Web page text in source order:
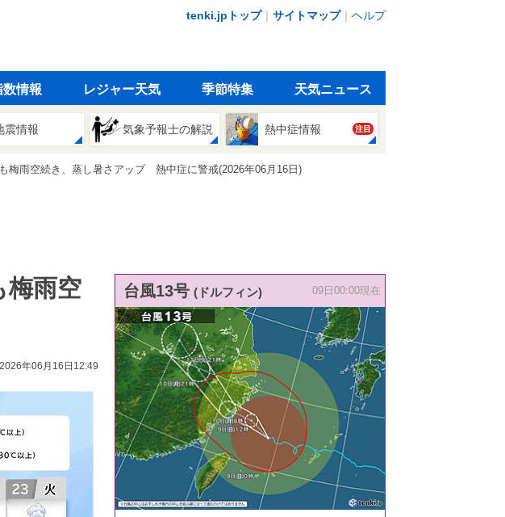
tenki.jpトップ｜ サイトマップ｜ ヘルプ
数情報 レジャー天気 季節特集 天気ニュース
震情報 気象予報士の解説 熱中症情報 注目
梅雨空続き、蒸し暑さアップ 熱中症に警戒(2026年06月16日)
雨空
年06月16日12:49
台風13号 (ドルフィン) 09日00:00現在